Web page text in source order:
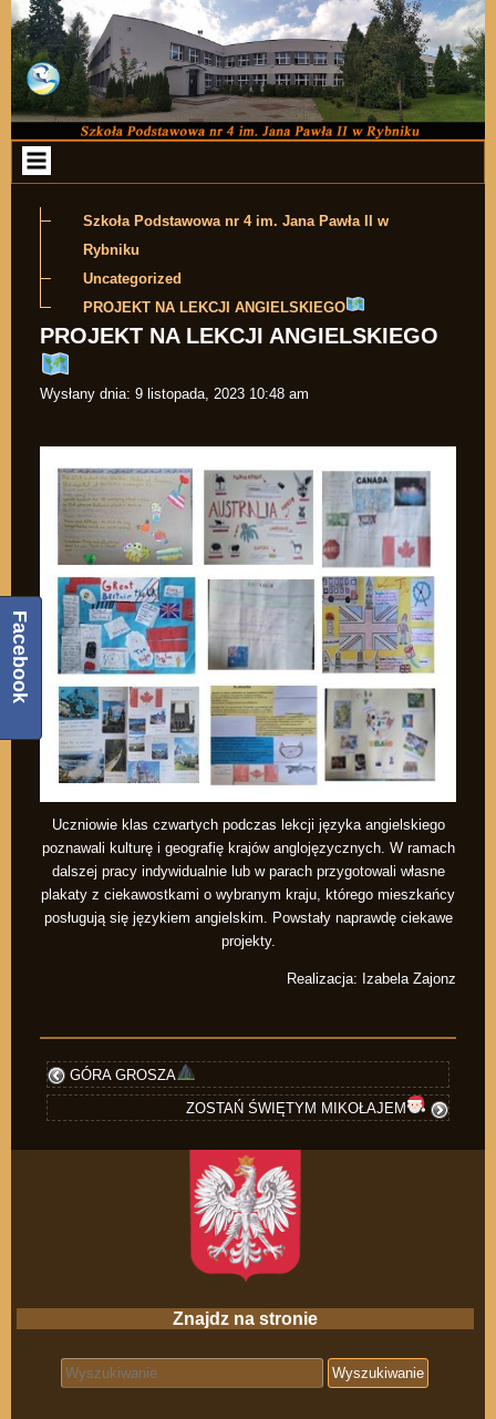
Przejdź do zawartości
Szkoła Podstawowa nr 4 im. Jana Pawła II w
Rybniku
Uncategorized
PROJEKT NA LEKCJI ANGIELSKIEGO
PROJEKT NA LEKCJI ANGIELSKIEGO
Wysłany dnia: 9 listopada, 2023 10:48 am
Uczniowie klas czwartych podczas lekcji języka angielskiego
poznawali kulturę i geografię krajów anglojęzycznych. W ramach
dalszej pracy indywidualnie lub w parach przygotowali własne
plakaty z ciekawostkami o wybranym kraju, którego mieszkańcy
posługują się językiem angielskim. Powstały naprawdę ciekawe
projekty.
Realizacja: Izabela Zajonz
GÓRA GROSZA
ZOSTAŃ ŚWIĘTYM MIKOŁAJEM
Znajdz na stronie
Search for:
Facebook